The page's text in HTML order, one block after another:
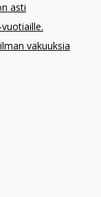
asti
vakuuksia